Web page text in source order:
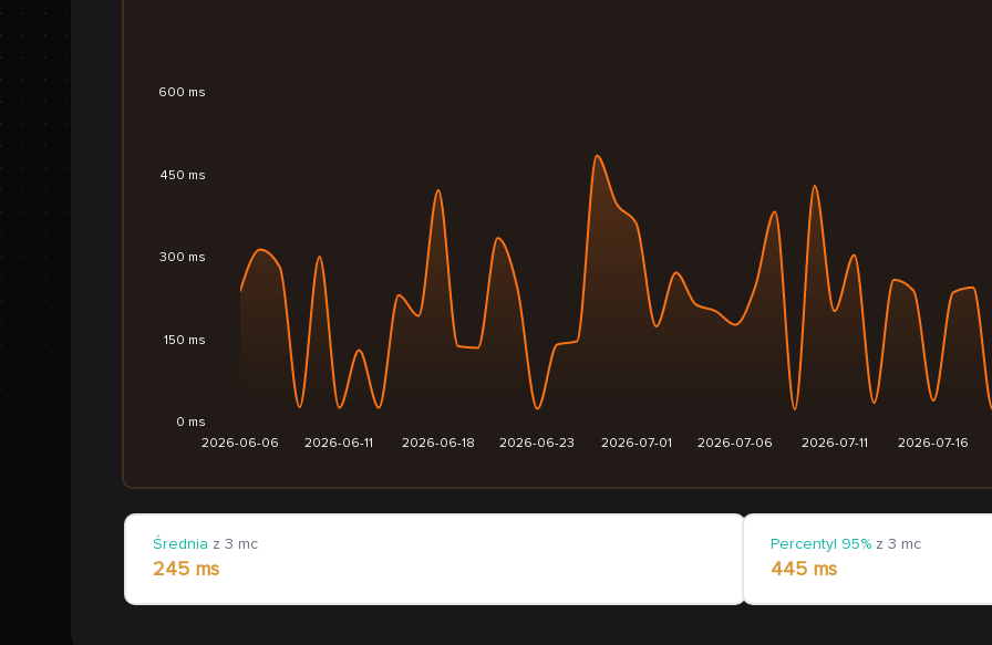
2026-06-06 2026-06-11 2026-06-18 2026-06-23 2026-07-01 2026-07-06 2026-07-11 2026-07-16
0 ms
150 ms
300 ms
450 ms
600 ms
Średnia z 3 mc
245 ms
Percentyl 95% z 3 mc
445 ms